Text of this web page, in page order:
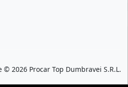
2026 Procar Top Dumbravei S.R.L.